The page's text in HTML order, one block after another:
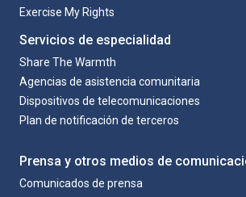
Exercise My Rights
Servicios de especialidad
Share The Warmth
Agencias de asistencia comunitaria
Dispositivos de telecomunicaciones
Plan de notificación de terceros
Prensa y otros medios de
Comunicados de prensa